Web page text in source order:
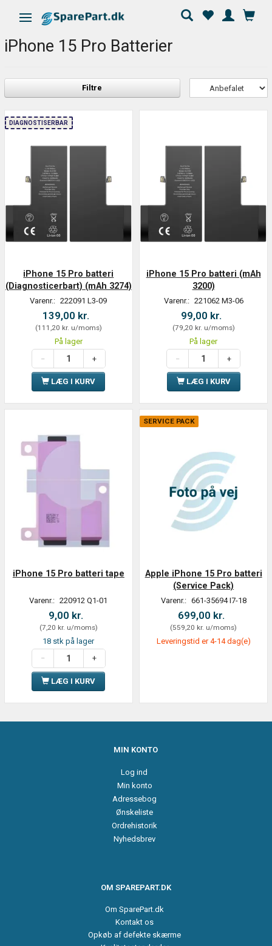
Skifte navigation
iPhone 15 Pro Batterier
Filtre
DIAGNOSTISERBAR
iPhone 15 Pro batteri
(Diagnosticerbart) (mAh 3274)
Varenr.: 222091 L3-09
139,00 kr.
(111,20 kr. u/moms)
På lager
LÆG I KURV
iPhone 15 Pro batteri (mAh
3200)
Varenr.: 221062 M3-06
99,00 kr.
(79,20 kr. u/moms)
På lager
LÆG I KURV
iPhone 15 Pro batteri tape
Varenr.: 220912 Q1-01
9,00 kr.
(7,20 kr. u/moms)
18 stk på lager
LÆG I KURV
SERVICE PACK
Apple iPhone 15 Pro batteri
(Service Pack)
Varenr.: 661-35694 I7-18
699,00 kr.
(559,20 kr. u/moms)
Leveringstid er 4-14 dag(e)
MIN KONTO
Log ind
Min konto
Adressebog
Ønskeliste
Ordrehistorik
Nyhedsbrev
OM SPAREPART.DK
Om SparePart.dk
Kontakt os
Opkøb af defekte skærme